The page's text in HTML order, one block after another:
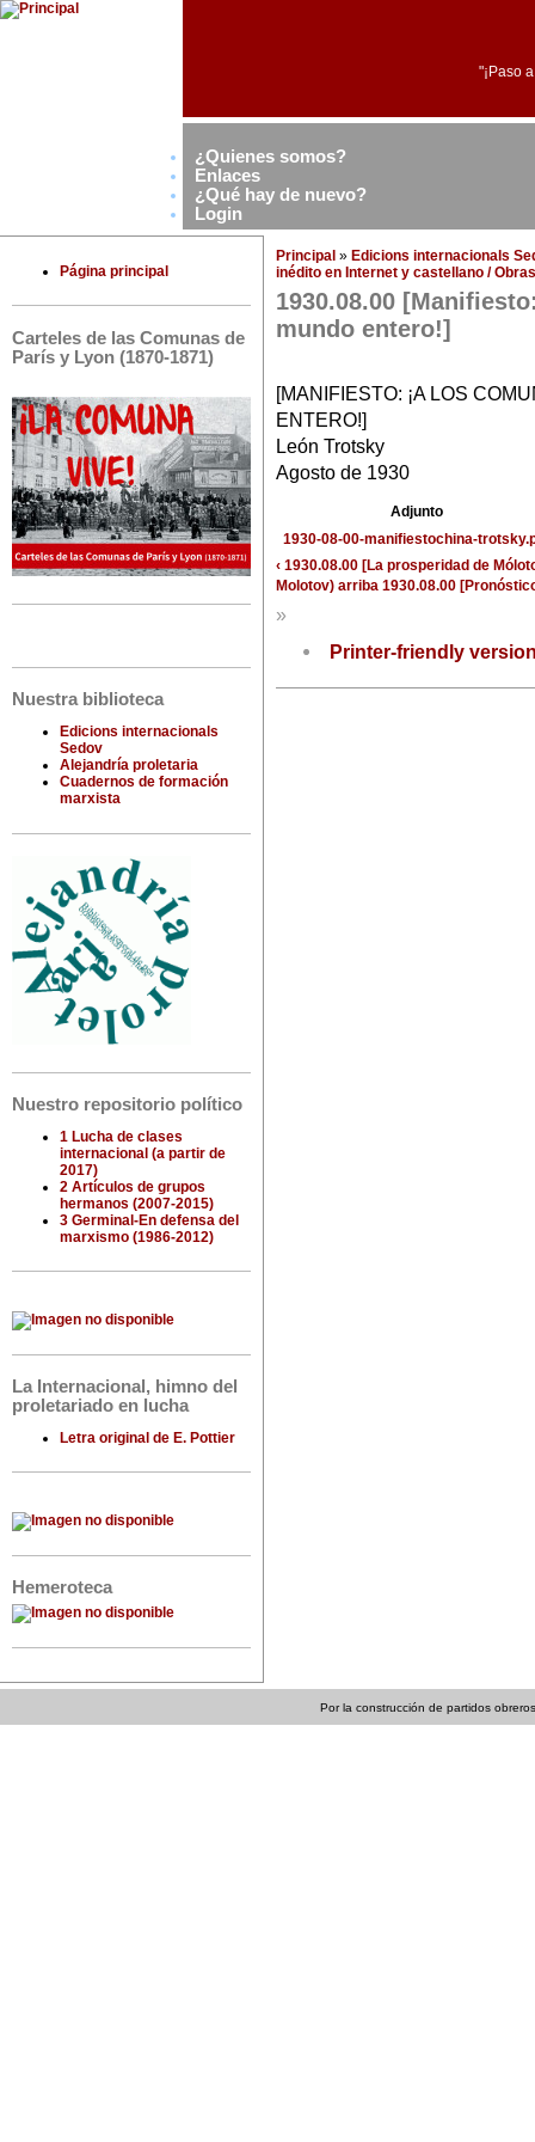
"¡Paso
¿Quienes somos?
Enlaces
¿Qué hay de nuevo?
Login
Página principal
Carteles de las Comunas de
París y Lyon (1870-1871)
Nuestra biblioteca
Edicions internacionals
Sedov
Alejandría proletaria
Cuadernos de formación
marxista
Nuestro repositorio político
1 Lucha de clases
internacional (a partir de
2017)
2 Artículos de grupos
hermanos (2007-2015)
3 Germinal-En defensa del
marxismo (1986-2012)
La Internacional, himno del
proletariado en lucha
Letra original de E. Pottier
Hemeroteca
Principal » Edicions internacionals
inédito en Internet y castellano /
1930.08.00
mundo entero!]
[MANIFIESTO: ¡A LOS
ENTERO!]
León Trotsky
Agosto de 1930
Adjunto
1930-08-00-manifiestochina-
‹ 1930.08.00 [La prosperidad de
Molotov) arriba 1930.08.00
»
Printer-friendly
Por la construcción de partidos